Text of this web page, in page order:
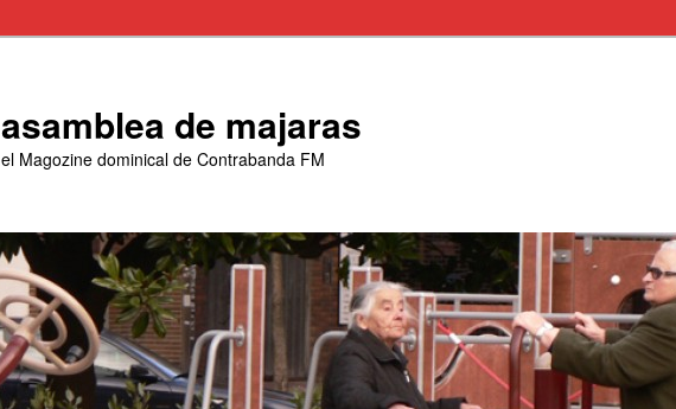
asamblea de majaras
el Magozine dominical de Contrabanda FM